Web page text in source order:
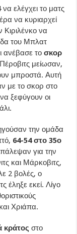
ελέγχει το ματς
να κυριαρχεί
να
του Μπλατ
ανέβασε το σκορ
μείωσαν,
μπροστά. Αυτή
με το σκορ στο
ξεφύγουν οι
την ομάδα
64-54 στο 35ο
για την
και Μάρκοβιτς,
2 βολές, ο
έληξε εκεί. Λίγο
Χριάπα.
κράτοςστο